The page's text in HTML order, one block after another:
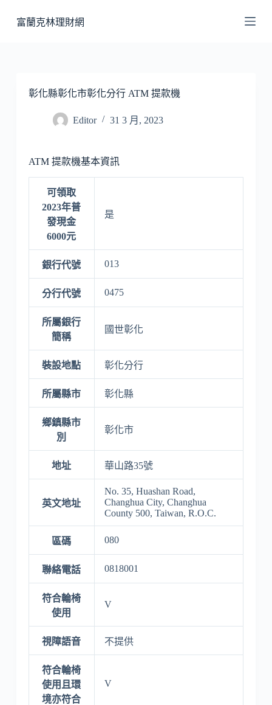
至
富蘭克林理財網
彰化縣彰化市彰化分行 ATM 提款機
Editor 31 3 月, 2023
ATM 提款機基本資訊
可領取
2023年普
發現金
6000元
是
銀行代號 013
分行代號 0475
所屬銀行
簡稱
國世彰化
裝設地點 彰化分行
所屬縣市 彰化縣
鄉鎮縣市
別
彰化市
地址 華山路35號
英文地址
No. 35, Huashan Road,
Changhua City, Changhua
County 500, Taiwan, R.O.C.
區碼 080
聯絡電話 0818001
符合輪椅
使用
V
視障語音 不提供
符合輪椅
使用且環
境亦符合
V